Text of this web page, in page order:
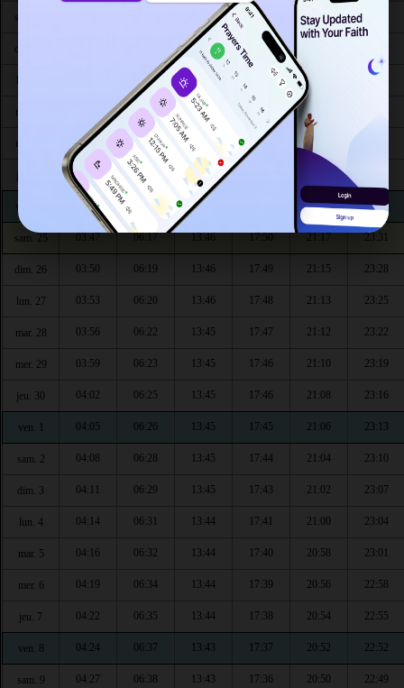
sam. 18 13:47 17:55 21:29
13:47 17:55
06:10 13:46 21:26 23:47
mar. 21 06:11 13:46 17:53 21:24
mer. 22 03:37 06:12 13:46 17:52 21:22
jeu. 23 03:40 06:14 13:46
ven. 24 03:44 06:15 13:46 21:19 23:34
sam. 25 03:47 06:17 17:50 21:17 23:31
dim. 26 03:50 06:19 13:46 17:49 21:15 23:28
lun. 27 03:53 06:20 13:46 17:48 21:13 23:25
mar. 28 03:56 06:22 13:45 17:47 21:12 23:22
mer. 29 03:59 06:23 13:45 17:46 21:10 23:19
jeu. 30 04:02 06:25 13:45 17:46 21:08 23:16
ven. 1 04:05 06:26 13:45 17:45 21:06 23:13
sam. 2 04:08 06:28 13:45 17:44 21:04 23:10
dim. 3 04:11 06:29 13:45 17:43 21:02 23:07
lun. 4 04:14 06:31 13:44 17:41 21:00 23:04
mar. 5 04:16 06:32 13:44 17:40 20:58 23:01
mer. 6 04:19 06:34 13:44 17:39 20:56 22:58
jeu. 7 04:22 06:35 13:44 17:38 20:54 22:55
ven. 8 04:24 06:37 13:43 17:37 20:52 22:52
sam. 9 04:27 06:38 13:43 17:36 20:50 22:49